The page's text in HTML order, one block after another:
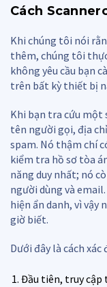
Cách
Khi chúng tôi nói
thêm, chúng tôi
không yêu cầu bạn
trên bất kỳ thiết bị
Khi bạn tra cứu một
tên người gọi, địa
spam. Nó thậm chí
kiểm tra hồ sơ tòa
năng duy nhất; nó
người dùng và
hiện ẩn danh, vì vậy
giờ biết.
Dưới đây là cách
Đầu tiên, truy cập